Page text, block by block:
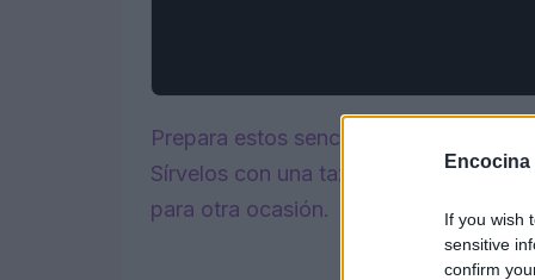
Encocina
If you wish
sensitive
confirm
Prepara estos sencillos flapjacks de
Sírvelos con una taza de café para
para otra ocasión.